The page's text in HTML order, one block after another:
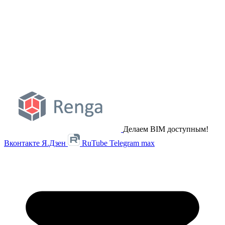
Делаем BIM доступным!
Вконтакте Я.Дзен RuTube Telegram max